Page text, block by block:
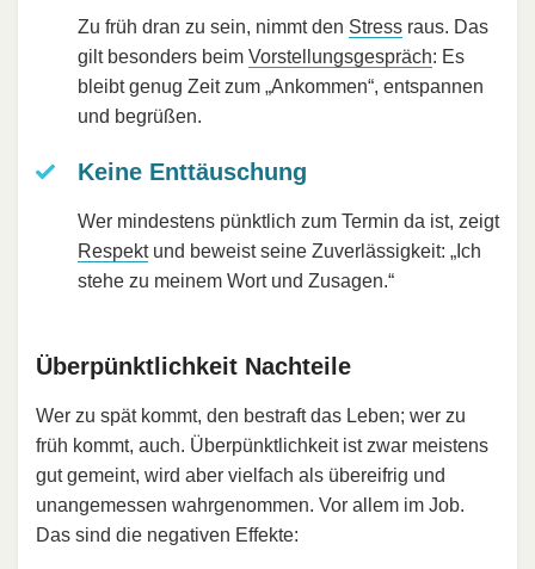
Zu früh dran zu sein, nimmt den Stress raus. Das
gilt besonders beim Vorstellungsgespräch: Es
bleibt genug Zeit zum „Ankommen“, entspannen
und begrüßen.
Keine Enttäuschung
Wer mindestens pünktlich zum Termin da ist, zeigt
Respektund beweist seine Zuverlässigkeit: „Ich
stehe zu meinem Wort und Zusagen.“
Überpünktlichkeit Nachteile
Wer zu spät kommt, den bestraft das Leben; wer zu
früh kommt, auch. Überpünktlichkeit ist zwar meistens
gut gemeint, wird aber vielfach als übereifrig und
unangemessen wahrgenommen. Vor allem im Job.
Das sind die negativen Effekte: